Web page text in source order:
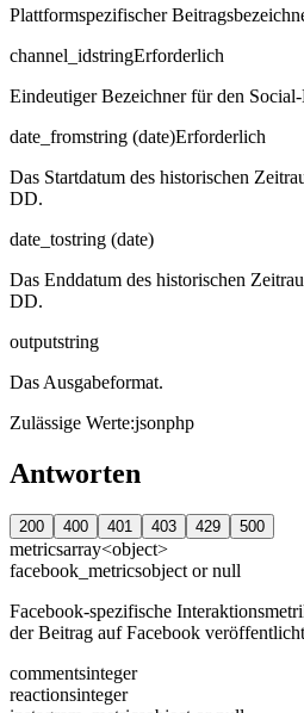
Plattformspezifischer
channel_idstringErforderlich
Eindeutiger Bezeichner für den
date_fromstring (date)Erforderlich
Das Startdatum des historischen
DD.
date_tostring (date)
Das Enddatum des historischen
DD.
outputstring
Das Ausgabeformat.
Zulässige Werte:jsonphp
Antworten
200 400 401 403 429 500
metricsarray<object>
facebook_metricsobject or null
Facebook-spezifische
der Beitrag auf Facebook
commentsinteger
reactionsinteger